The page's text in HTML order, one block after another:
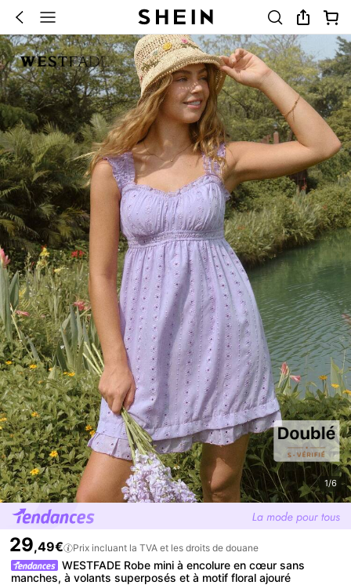
1/6
29,49€ Prix incluant la TVA et les droits de douane
WESTFADE Robe mini à encolure en cœur sans
manches, à volants superposés et à motif floral ajouré